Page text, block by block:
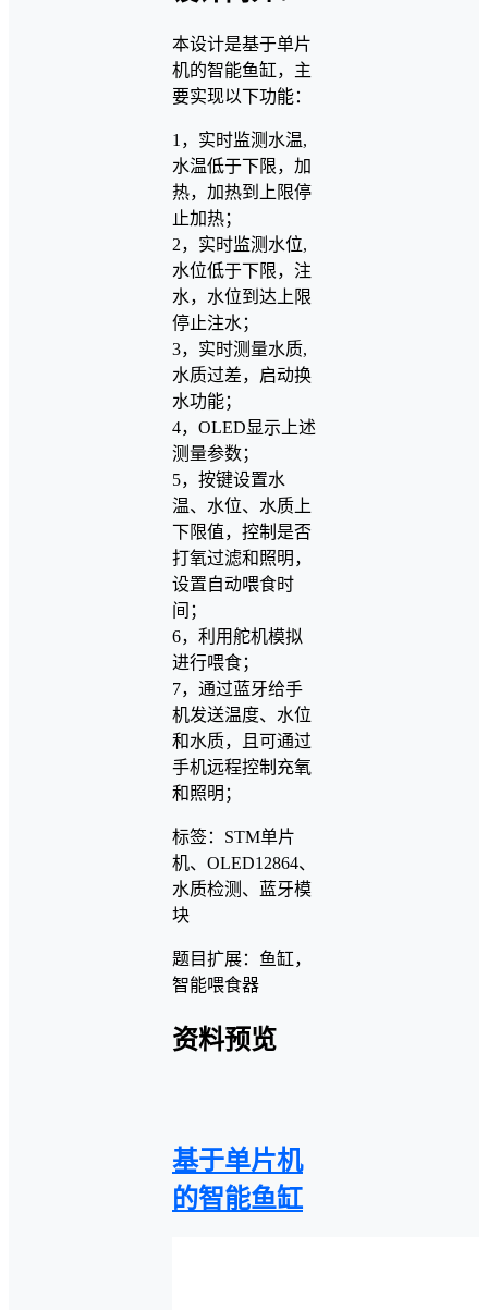
本设计是基于单片
机的智能鱼缸，主
要实现以下功能：
1，实时监测水温,
水温低于下限，加
热，加热到上限停
止加热；
2，实时监测水位,
水位低于下限，注
水，水位到达上限
停止注水；
3，实时测量水质,
水质过差，启动换
水功能；
4，OLED显示上述
测量参数；
5，按键设置水
温、水位、水质上
下限值，控制是否
打氧过滤和照明，
设置自动喂食时
间；
6，利用舵机模拟
进行喂食；
7，通过蓝牙给手
机发送温度、水位
和水质，且可通过
手机远程控制充氧
和照明；
标签：STM单片
机、OLED12864、
水质检测、蓝牙模
块
题目扩展：鱼缸，
智能喂食器
资料预览
基于单片机
的智能鱼缸